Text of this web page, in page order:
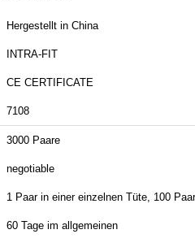
Hergestellt in China
INTRA-FIT
CE CERTIFICATE
7108
3000 Paare
negotiable
1 Paar in einer einzelnen Tüte, 100
60 Tage im allgemeinen